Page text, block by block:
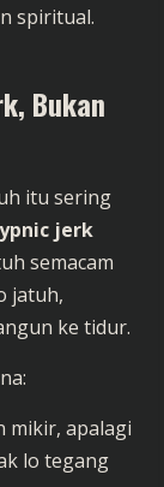
spiritual.
Bukan
itu sering
jerk
semacam
jatuh,
ke tidur.
mikir, apalagi
lo tegang